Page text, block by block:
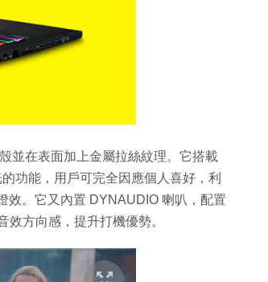
並在表面加上金屬拉絲紋理。它搭載
功能，用戶可完全因應個人喜好，利
效。它又內置 DYNAUDIO 喇叭，配置
方向感，提升打機優勢。